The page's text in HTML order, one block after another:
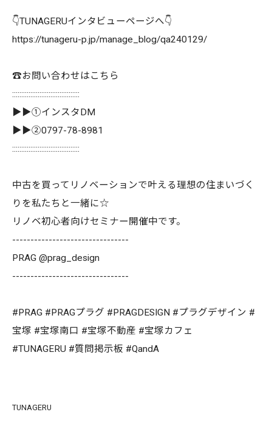
👇TUNAGERUインタビューページへ👇
https://tunageru-p.jp/manage_blog/qa240129/
☎️お問い合わせはこちら
:::::::::::::::::::::::::::::::::::::
▶▶①インスタDM
▶▶②0797-78-8981
:::::::::::::::::::::::::::::::::::::
中古を買ってリノベーションで叶える理想の住まいづく
りを私たちと一緒に☆
リノベ初心者向けセミナー開催中です。
--------------------------------
PRAG @prag_design
--------------------------------
#PRAG #PRAGプラグ #PRAGDESIGN #プラグデザイン #
宝塚 #宝塚南口 #宝塚不動産 #宝塚カフェ
#TUNAGERU #質問掲示板 #QandA
TUNAGERU